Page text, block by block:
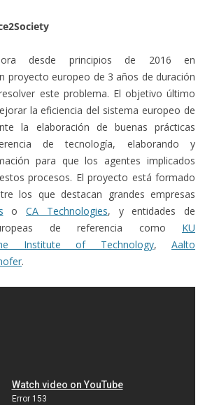
desde principios de 2016 en
proyecto europeo de 3 años de duración
este problema. El objetivo último
la eficiencia del sistema europeo de
la elaboración de buenas prácticas
de tecnología, elaborando y
para que los agentes implicados
procesos. El proyecto está formado
los que destacan grandes empresas
o CA Technologies, y entidades de
de referencia como KU
Institute of Technology,Aalto
.